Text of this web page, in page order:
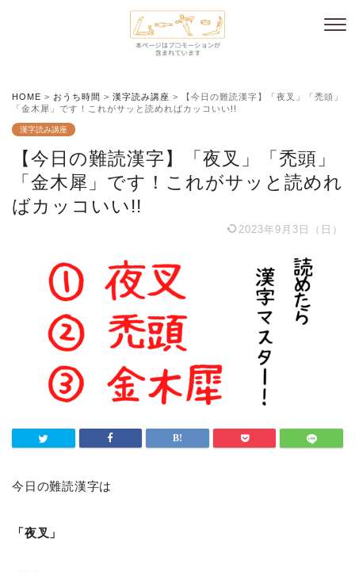
HOME > おうち時間 > 漢字読み講座 >
【今日の難読漢字】「夜叉」「禿頭」
「金木犀」です！これがサッと読めればカッコいい!!
漢字読み講座
【今日の難読漢字】「夜叉」「禿頭」
「金木犀」です！これがサッと読めれ
ばカッコいい!!
2023年9月3日（日）
今日の難読漢字は
「夜叉」